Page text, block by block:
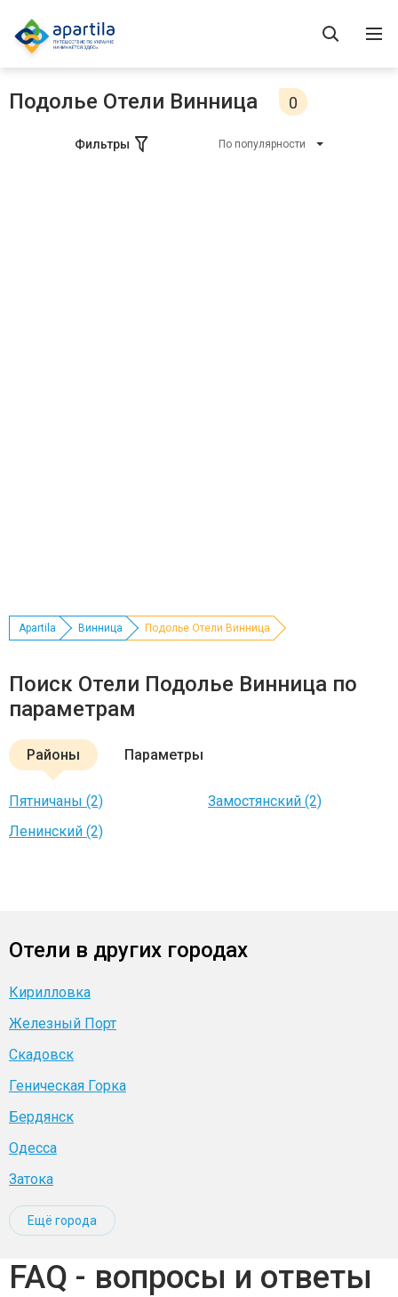
Подолье Отели Винница 0
Фильтры По популярности
Apartila Винница Подолье Отели Винница
Поиск Отели Подолье Винница по
параметрам
Районы Параметры
Пятничаны (2)
Замостянский (2)
Ленинский (2)
Отели в других городах
Кирилловка
Железный Порт
Скадовск
Геническая Горка
Бердянск
Одесса
Затока
Ещё города
FAQ - вопросы и ответы